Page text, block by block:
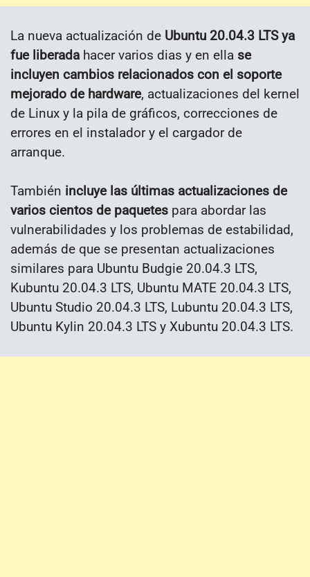
La nueva actualización de Ubuntu 20.04.3 LTS ya
fue liberada hacer varios dias y en ella se
incluyen cambios relacionados con el soporte
mejorado de hardware, actualizaciones del kernel
de Linux y la pila de gráficos, correcciones de
errores en el instalador y el cargador de
arranque.
También incluye las últimas actualizaciones de
varios cientos de paquetes para abordar las
vulnerabilidades y los problemas de estabilidad,
además de que se presentan actualizaciones
similares para Ubuntu Budgie 20.04.3 LTS,
Kubuntu 20.04.3 LTS, Ubuntu MATE 20.04.3 LTS,
Ubuntu Studio 20.04.3 LTS, Lubuntu 20.04.3 LTS,
Ubuntu Kylin 20.04.3 LTS y Xubuntu 20.04.3 LTS.